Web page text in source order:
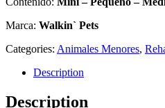
Marca: Walkin` Pets
Categories: Animales Menores,
Description
Description